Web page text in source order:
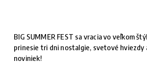
BIG SUMMER FEST sa vracia vo veľkom
prinesie tri dni nostalgie, svetové hviezdy
noviniek!